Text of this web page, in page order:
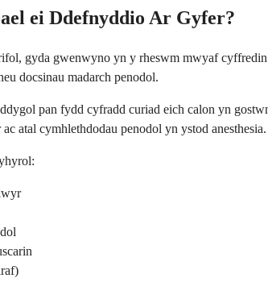
ei Ddefnyddio Ar Gyfer?
gyda gwenwyno yn y rheswm mwyaf
docsinau madarch penodol.
pan fydd cyfradd curiad eich calon yn
atal cymhlethdodau penodol yn ystod anesthesia.